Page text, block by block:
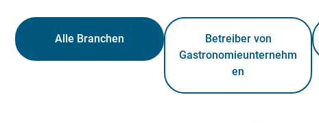
Alle Branchen
Betreiber von
Gastronomieunternehm
en